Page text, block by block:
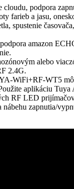
cloudu, podpora
farieb a jasu,
spustenie
amazon
alebo
2.4G.
WiFi+RF-WT5
aplikáciu Tuya
RF LED
nábehu zapnutia/